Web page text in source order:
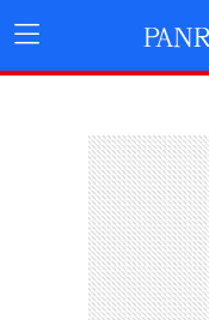
Menu
Principal